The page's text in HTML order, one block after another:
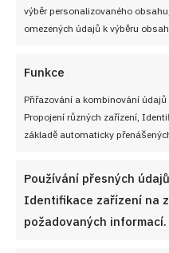
výběr personalizovaného
omezených údajů k výběru
Funkce
Přiřazování a kombinování údajů
Propojení různých zařízení,
základě automaticky
Používání přesných
Identifikace zařízení na
požadovaných informací.
Zavařená dýně do
konzervantů